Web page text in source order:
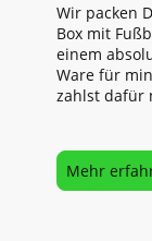
Wir packen
Box mit
einem
Ware für
zahlst dafür
Mehr